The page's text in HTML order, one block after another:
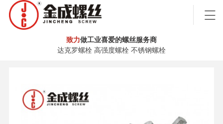
致力做工业喜爱的螺丝服务商
达克罗螺栓 高强度螺栓 不锈钢螺栓